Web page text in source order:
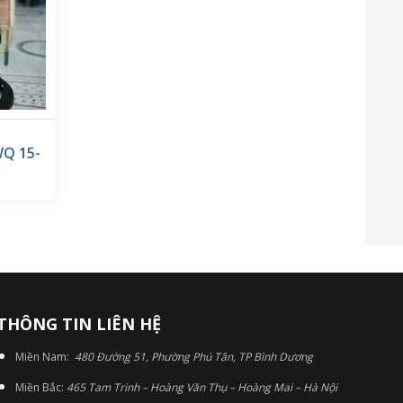
15-
TIN LIÊN HỆ
Miền Nam: 480 Đường 51, Phường Phú Tân, TP Bình Dương
Miền Bắc: 465 Tam Trinh – Hoàng Văn Thụ – Hoàng Mai – Hà Nội